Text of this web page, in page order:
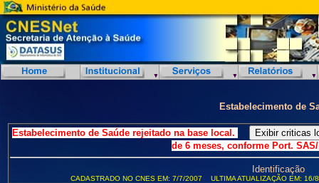
Estabelecimento de
Estabelecimento de Saúde rejeitado na base local.
de 6 meses, conforme Port. SAS/
Identificação
CADASTRADO NO CNES EM: 7/7/2007 ULTIMA ATUALIZAÇÃO EM: